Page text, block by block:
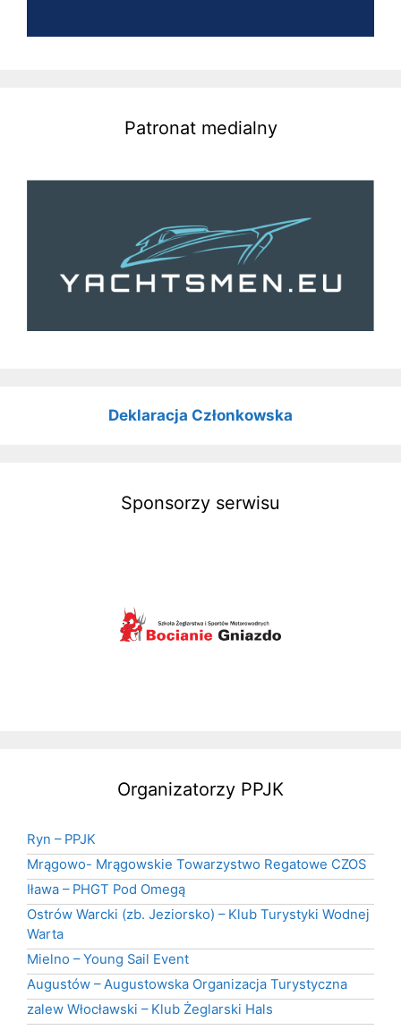
Patronat medialny
Deklaracja Członkowska
Sponsorzy serwisu
Organizatorzy PPJK
Ryn – PPJK
Mrągowo- Mrągowskie Towarzystwo Regatowe CZOS
Iława – PHGT Pod Omegą
Ostrów Warcki (zb. Jeziorsko) – Klub Turystyki Wodnej
Warta
Mielno – Young Sail Event
Augustów – Augustowska Organizacja Turystyczna
zalew Włocławski – Klub Żeglarski Hals